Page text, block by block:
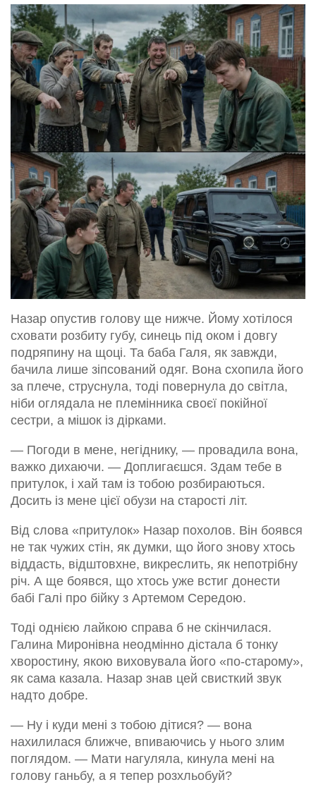
Назар опустив голову ще нижче. Йому хотілося
сховати розбиту губу, синець під оком і довгу
подряпину на щоці. Та баба Галя, як завжди,
бачила лише зіпсований одяг. Вона схопила його
за плече, струснула, тоді повернула до світла,
ніби оглядала не племінника своєї покійної
сестри, а мішок із дірками.
— Погоди в мене, негіднику, — провадила вона,
важко дихаючи. — Доплигаєшся. Здам тебе в
притулок, і хай там із тобою розбираються.
Досить із мене цієї обузи на старості літ.
Від слова «притулок» Назар похолов. Він боявся
не так чужих стін, як думки, що його знову хтось
віддасть, відштовхне, викреслить, як непотрібну
річ. А ще боявся, що хтось уже встиг донести
бабі Галі про бійку з Артемом Середою.
Тоді однією лайкою справа б не скінчилася.
Галина Миронівна неодмінно дістала б тонку
хворостину, якою виховувала його «по-старому»,
як сама казала. Назар знав цей свисткий звук
надто добре.
— Ну і куди мені з тобою дітися? — вона
нахилилася ближче, впиваючись у нього злим
поглядом. — Мати нагуляла, кинула мені на
голову ганьбу, а я тепер розхльобуй?